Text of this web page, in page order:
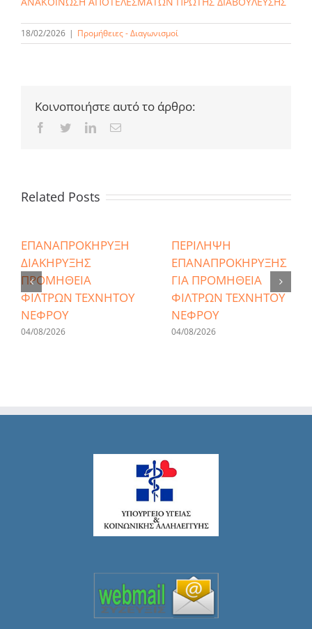
18/02/2026 | Προμήθειες - Διαγωνισμοί
Κοινοποιήστε αυτό το άρθρο:
Facebook
TwitterLinkedInEmail
Related Posts
ΕΠΑΝΑΠΡΟΚΗΡΥΞΗ
ΔΙΑΚΗΡΥΞΗΣ
ΠΡΟΜΗΘΕΙΑ
ΦΙΛΤΡΩΝ ΤΕΧΝΗΤΟΥ
ΝΕΦΡΟΥ
04/08/2026
ΠΕΡΙΛΗΨΗ
ΕΠΑΝΑΠΡΟΚΗΡΥΞΗΣ
ΓΙΑ ΠΡΟΜΗΘΕΙΑ
ΦΙΛΤΡΩΝ ΤΕΧΝΗΤΟΥ
ΝΕΦΡΟΥ
04/08/2026